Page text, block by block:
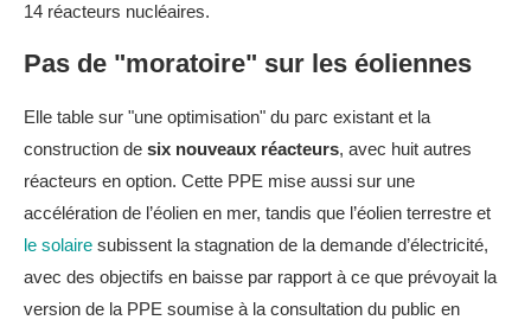
14 réacteurs nucléaires.
Pas de "moratoire" sur les éoliennes
Elle table sur "une optimisation" du parc existant et la
construction de six nouveaux réacteurs, avec huit autres
réacteurs en option. Cette PPE mise aussi sur une
accélération de l’éolien en mer, tandis que l’éolien terrestre et
le solaire subissent la stagnation de la demande d’électricité,
avec des objectifs en baisse par rapport à ce que prévoyait la
version de la PPE soumise à la consultation du public en